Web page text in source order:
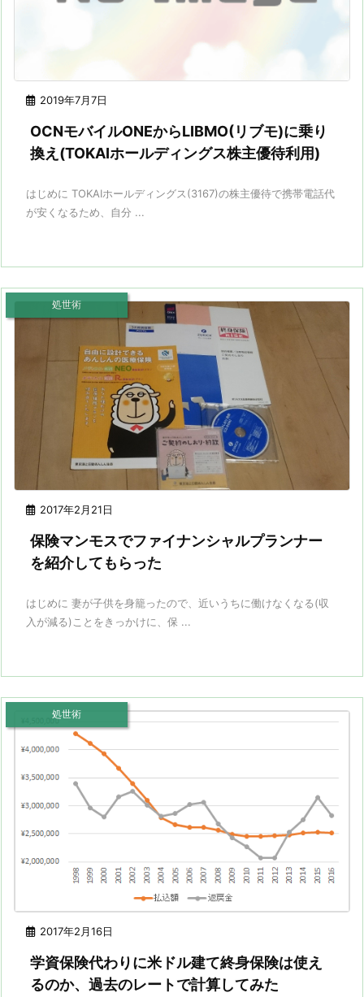
2019年7月7日
OCNモバイルONEからLIBMO(リブモ)に乗り
換え(TOKAIホールディングス株主優待利用)
はじめに TOKAIホールディングス(3167)の株主優待で携帯電話代
が安くなるため、自分 ...
2017年2月21日
処世術
保険マンモスでファイナンシャルプランナー
を紹介してもらった
はじめに 妻が子供を身籠ったので、近いうちに働けなくなる(収
入が減る)ことをきっかけに、保 ...
2017年2月16日
処世術
学資保険代わりに米ドル建て終身保険は使え
るのか、過去のレートで計算してみた